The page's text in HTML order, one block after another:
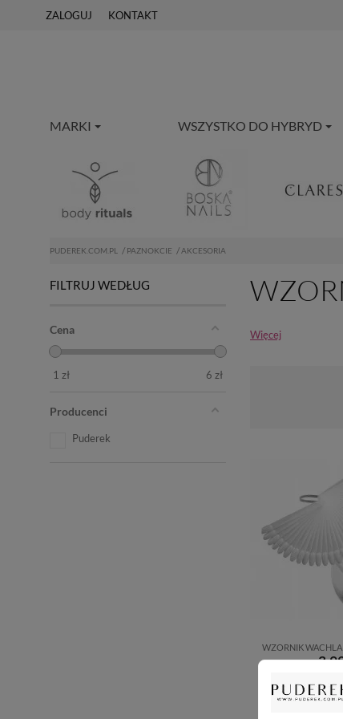
ZALOGUJ KONTAKT
MARKI WSZYSTKO DO HYBRYD
PUDEREK.COM.PL PAZNOKCIE AKCESORIA
FILTRUJ WEDŁUG
Cena
1 zł 6 zł
Producenci
Puderek
Więcej
WZORNIK